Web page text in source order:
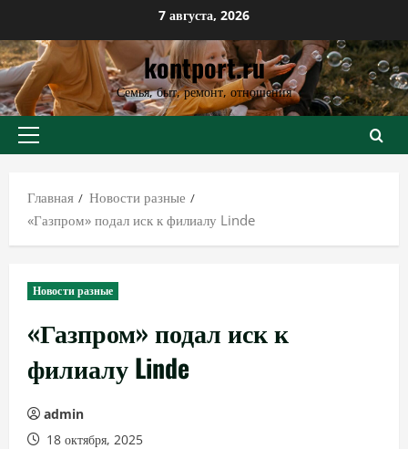
к
содержимому
7 августа, 2026
kontport.ru
Семья, быт, ремонт, отношения
Основное
Главная
Новости разные
«Газпром» подал иск к филиалу Linde
Новости разные
«Газпром» подал иск к
филиалу Linde
admin
18 октября, 2025